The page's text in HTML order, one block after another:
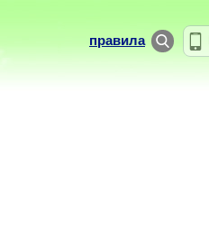
правила